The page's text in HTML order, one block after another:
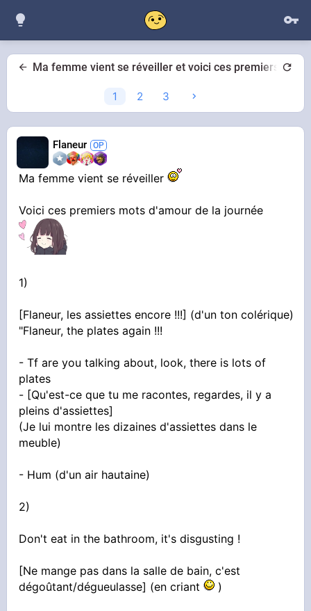
Ma femme vient se réveiller et voici ces premiers
1 2 3
Flaneur
Ma femme vient se réveiller
Voici ces premiers mots d'amour de la journée
1)
[Flaneur, les assiettes encore !!!] (d'un ton colérique)
"Flaneur, the plates again !!!
- Tf are you talking about, look, there is lots of
plates
- [Qu'est-ce que tu me racontes, regardes, il y a
pleins d'assiettes]
(Je lui montre les dizaines d'assiettes dans le
meuble)
- Hum (d'un air hautaine)
2)
Don't eat in the bathroom, it's disgusting !
[Ne mange pas dans la salle de bain, c'est
dégoûtant/dégueulasse] (en criant
)